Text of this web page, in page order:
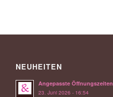
NEUHEITEN
Angepasste Öffnungszeiten
23. Juni 2026 - 16:54